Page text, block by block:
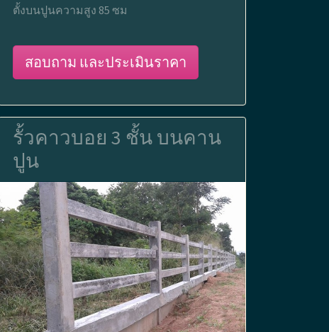
ตั้งบนปูนความสูง 85 ซม
สอบถาม และประเมินราคา
รั้วคาวบอย 3 ชั้น บนคาน
ปูน